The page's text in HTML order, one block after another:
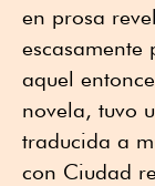
en prosa
escasamente
aquel
novela, tuvo
traducida a
con Ciudad